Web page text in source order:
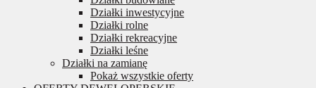
Działki inwestycyjne
Działki rolne
Działki rekreacyjne
Działki leśne
Działki na zamianę
Pokaż wszystkie oferty